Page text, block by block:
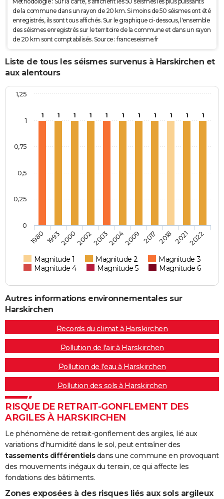
de la commune dans un rayon de 20 km. Si moins de 50 séismes ont été
enregistrés, ils sont tous affichés. Sur le graphique ci-dessous, l'ensemble
des séismes enregistrés sur le territoire de la commune et dans un rayon
de 20 km sont comptabilisés. Source : franceseisme.fr
Liste de tous les séismes survenus à Harskirchen et
aux alentours
1 1 1 1 1 1 1 1 1 1 1
Magnitude 1 Magnitude 2
Magnitude 3
Magnitude 4
Magnitude 5 Magnitude 6
1980 199320002002200320042009 2017 2018 20212022
0
0,25
0,5
0,75
1
1,25
Autres informations environnementales sur
Harskirchen
Records du climat à Harskirchen
Pollution de l'air à Harskirchen
Pollution de l'eau à Harskirchen
Pollution des sols à Harskirchen
RISQUE DE RETRAIT-GONFLEMENT DES
ARGILES À HARSKIRCHEN
Le phénomène de retrait-gonflement des argiles, lié aux
variations d'humidité dans le sol, peut entraîner des
tassements différentielsdans une commune en provoquant
des mouvements inégaux du terrain, ce qui affecte les
fondations des bâtiments.
Zones exposées à des risques liés aux sols argileux